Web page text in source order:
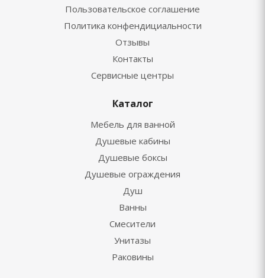
Пользовательское соглашение
Политика конфендициальности
Отзывы
Контакты
Сервисные центры
Каталог
Мебель для ванной
Душевые кабины
Душевые боксы
Душевые ограждения
Душ
Ванны
Смесители
Унитазы
Раковины